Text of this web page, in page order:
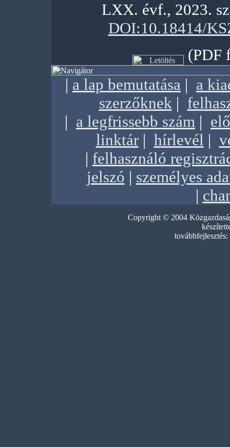
LXX. évf., 2023.
DOI:10.18414/
(PDF
| a lap bemutatása | a
szerzőknek|
| a legfrissebb szám |
linktár| hírlevél |
| felhasználó
jelszó | személyes
|
Copyright © 2004
továbbfejlesztés: